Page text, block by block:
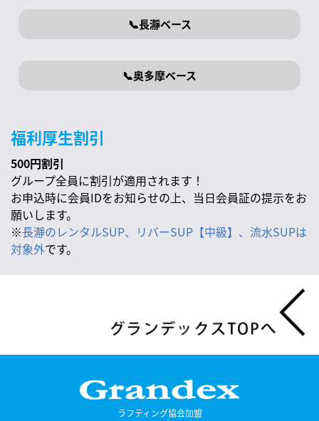
📞長瀞ベース
📞奥多摩ベース
福利厚生割引
500円割引
グループ全員に割引が適用されます！
お申込時に会員IDをお知らせの上、当日会員証の提示をお
願いします。
※長瀞のレンタルSUP、リバーSUP【中級】、流水SUPは
対象外です。
ラフティング協会加盟